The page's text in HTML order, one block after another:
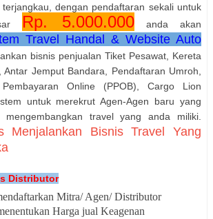
dengan pendaftaran sekali untuk
Rp. 5.000.000anda akan
Travel Handal & Website Auto
bisnis penjualan Tiket Pesawat, Kereta
Antar Jemput Bandara, Pendaftaran Umroh,
Online (PPOB), Cargo Lion
untuk merekrut Agen-Agen baru yang
mengembangkan travel yang anda miliki.
Menjalankan Bisnis Travel Yang
Distributor
Mitra/ Agen/ Distributor
Harga jual Keagenan